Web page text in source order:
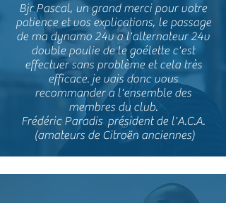
Bjr Pascal, un grand merci pour votre
patience et vos explications, le passage
de ma dynamo 24v a l'alternateur 24v
double poulie de le goélette c'est
effectuer sans problème et cela très
efficace. je vais donc vous
recommander a l'ensemble des
membres du club.
Frédéric Paradis président de l'A.C.A.
(amateurs de Citroën anciennes)